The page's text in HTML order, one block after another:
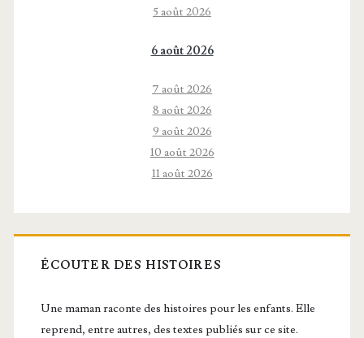
5 août 2026
6 août 2026
7 août 2026
8 août 2026
9 août 2026
10 août 2026
11 août 2026
ÉCOUTER DES HISTOIRES
Une maman raconte des histoires pour les enfants. Elle
reprend, entre autres, des textes publiés sur ce site.